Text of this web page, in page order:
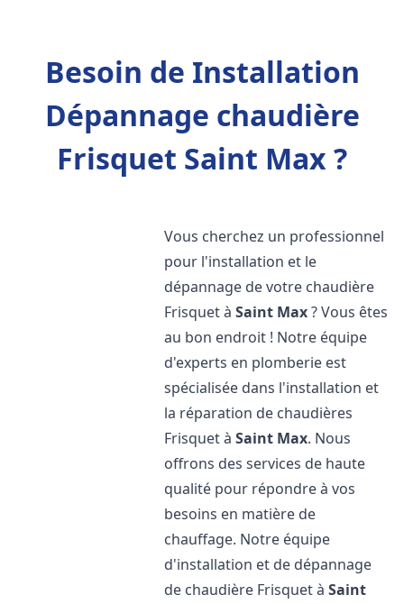
Besoin de Installation
Dépannage chaudière
Frisquet Saint Max ?
Vous cherchez un professionnel
pour l'installation et le
dépannage de votre chaudière
Frisquet àSaint Max? Vous êtes
au bon endroit ! Notre équipe
d'experts en plomberie est
spécialisée dans l'installation et
la réparation de chaudières
Frisquet àSaint Max. Nous
offrons des services de haute
qualité pour répondre à vos
besoins en matière de
chauffage. Notre équipe
d'installation et de dépannage
de chaudière Frisquet àSaint